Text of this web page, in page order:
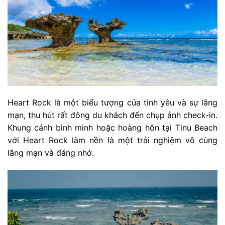
Heart Rock là một biểu tượng của tình yêu và sự lãng
mạn, thu hút rất đông du khách đến chụp ảnh check-in.
Khung cảnh bình minh hoặc hoàng hôn tại Tinu Beach
với Heart Rock làm nền là một trải nghiệm vô cùng
lãng mạn và đáng nhớ.